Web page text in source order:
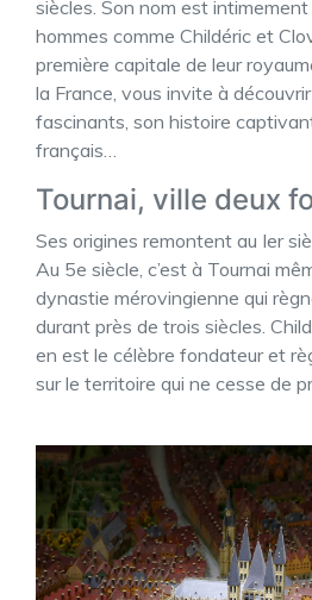
siècles. Son nom est
hommes comme Childéric et
première capitale de leur
la France, vous invite à
fascinants, son histoire
français…
Tournai, ville deux
Ses origines remontent au Ier
Au 5e siècle, c’est à Tournai
dynastie mérovingienne qui
durant près de trois siècles.
en est le célèbre fondateur et
sur le territoire qui ne cesse de